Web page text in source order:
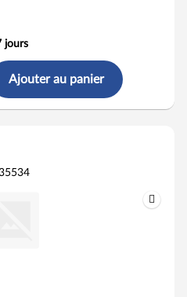
jours
Ajouter au panier